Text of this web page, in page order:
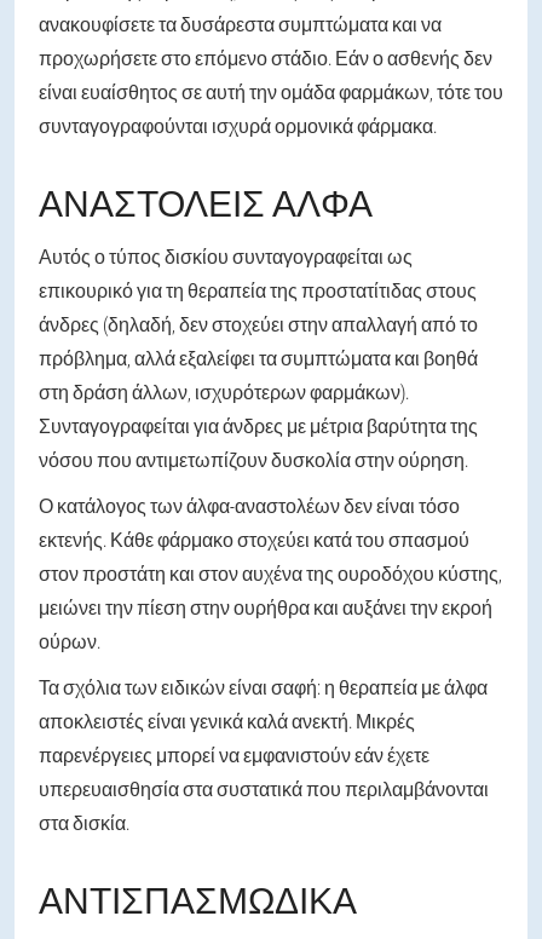
ανακουφίσετε τα δυσάρεστα συμπτώματα και να
προχωρήσετε στο επόμενο στάδιο. Εάν ο ασθενής δεν
είναι ευαίσθητος σε αυτή την ομάδα φαρμάκων, τότε του
συνταγογραφούνται ισχυρά ορμονικά φάρμακα.
ΑΝΑΣΤΟΛΕΊΣ ΆΛΦΑ
Αυτός ο τύπος δισκίου συνταγογραφείται ως
επικουρικό για τη θεραπεία της προστατίτιδας στους
άνδρες (δηλαδή, δεν στοχεύει στην απαλλαγή από το
πρόβλημα, αλλά εξαλείφει τα συμπτώματα και βοηθά
στη δράση άλλων, ισχυρότερων φαρμάκων).
Συνταγογραφείται για άνδρες με μέτρια βαρύτητα της
νόσου που αντιμετωπίζουν δυσκολία στην ούρηση.
Ο κατάλογος των άλφα-αναστολέων δεν είναι τόσο
εκτενής. Κάθε φάρμακο στοχεύει κατά του σπασμού
στον προστάτη και στον αυχένα της ουροδόχου κύστης,
μειώνει την πίεση στην ουρήθρα και αυξάνει την εκροή
ούρων.
Τα σχόλια των ειδικών είναι σαφή: η θεραπεία με άλφα
αποκλειστές είναι γενικά καλά ανεκτή. Μικρές
παρενέργειες μπορεί να εμφανιστούν εάν έχετε
υπερευαισθησία στα συστατικά που περιλαμβάνονται
στα δισκία.
ΑΝΤΙΣΠΑΣΜΩΔΙΚΆ